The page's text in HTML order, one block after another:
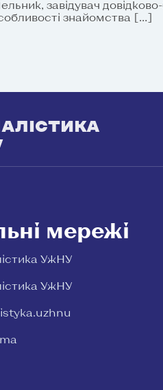
завідувач довідково-
знайомства […]
мережі
УжНУ
УжНУ